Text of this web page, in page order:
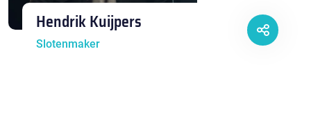
Hendrik Kuijpers
Slotenmaker